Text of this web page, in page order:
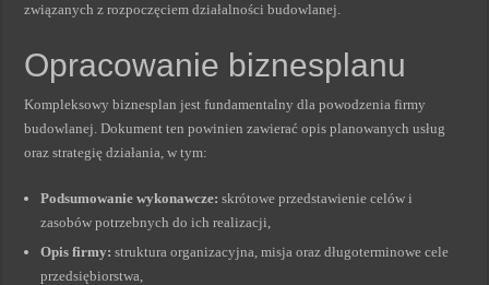
związanych z rozpoczęciem działalności budowlanej.
Opracowanie biznesplanu
Kompleksowy biznesplan jest fundamentalny dla powodzenia firmy
budowlanej. Dokument ten powinien zawierać opis planowanych usług
oraz strategię działania, w tym:
Podsumowanie wykonawcze: skrótowe przedstawienie celów i
zasobów potrzebnych do ich realizacji,
Opis firmy: struktura organizacyjna, misja oraz długoterminowe cele
przedsiębiorstwa,